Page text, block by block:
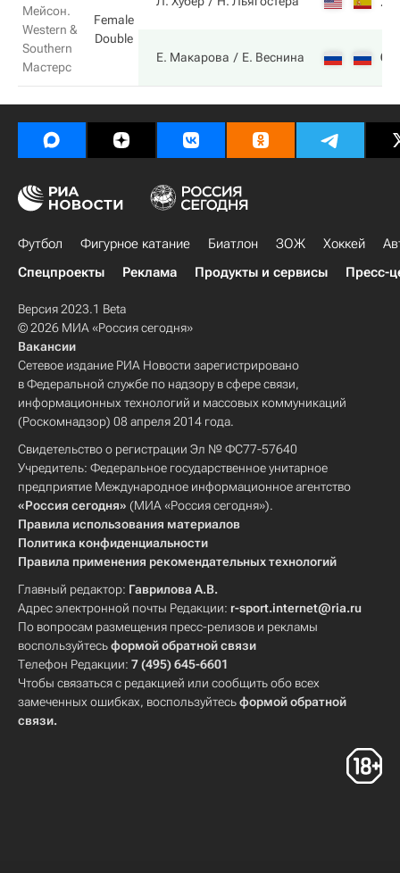
Мейсон.
Western &
Southern
Мастерс
Female
Double
Е. Макарова Е. Веснина 6
Футбол Фигурное катание Биатлон ЗОЖ Хоккей
Спецпроекты
Реклама Продукты и сервисы Пресс-
Версия 2023.1 Beta
© 2026 МИА «Россия сегодня»
Вакансии
Сетевое издание РИА Новости зарегистрировано
в Федеральной службе по надзору в сфере связи,
информационных технологий и массовых коммуникаций
(Роскомнадзор) 08 апреля 2014 года.
Свидетельство о регистрации Эл № ФС77-57640
Учредитель: Федеральное государственное унитарное
предприятие Международное информационное агентство
«Россия сегодня» (МИА «Россия сегодня»).
Правила использования материалов
Политика конфиденциальности
Правила применения рекомендательных технологий
Главный редактор: Гаврилова А.В.
Адрес электронной почты Редакции: r-sport.internet@ria.ru
По вопросам размещения пресс-релизов и рекламы
воспользуйтесьформой обратной связи
Телефон Редакции: 7 (495) 645-6601
Чтобы связаться с редакцией или сообщить обо всех
замеченных ошибках, воспользуйтесьформой обратной
связи.